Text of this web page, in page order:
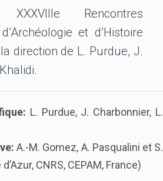
Rencontres
et d’Histoire
direction de L. Purdue, J.
L. Purdue, J. Charbonnier, L.
A.-M. Gomez, A. Pasqualini et S.
CNRS, CEPAM, France)